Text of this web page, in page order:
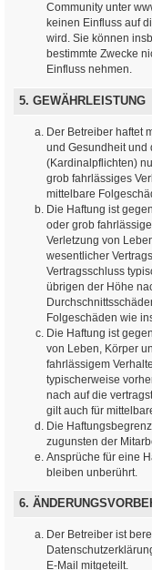
Community unter
keinen Einfluss auf
wird. Sie können
bestimmte Zwecke
Einfluss nehmen.
5. GEWÄHRLEISTUNG
Der Betreiber haftet
und Gesundheit und
(Kardinalpflichten)
grob fahrlässiges
mittelbare
Die Haftung ist
oder grob
Verletzung von
wesentlicher
Vertragsschluss
übrigen der Höhe
Folgeschäden wie
Die Haftung ist
von Leben, Körper
fahrlässigem
typischerweise
nach auf die
gilt auch für
Die
zugunsten der
Ansprüche für eine
bleiben unberührt.
6.
Der Betreiber ist
E-Mail mitgeteilt.